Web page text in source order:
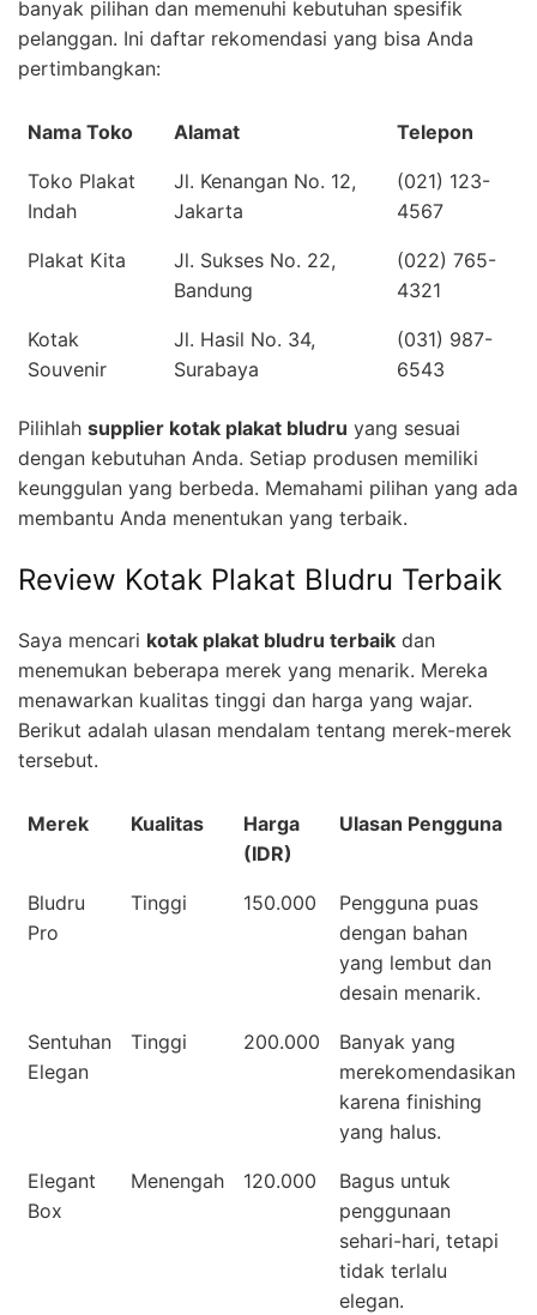
banyak pilihan dan memenuhi kebutuhan spesifik
pelanggan. Ini daftar rekomendasi yang bisa Anda
pertimbangkan:
Nama Toko Alamat Telepon
Toko Plakat
Indah
Jl. Kenangan No. 12,
Jakarta
(021) 123-
4567
Plakat Kita
Jl. Sukses No. 22,
Bandung
(022) 765-
4321
Kotak
Souvenir
Jl. Hasil No. 34,
Surabaya
(031) 987-
6543
Pilihlah supplier kotak plakat bludru yang sesuai
dengan kebutuhan Anda. Setiap produsen memiliki
keunggulan yang berbeda. Memahami pilihan yang ada
membantu Anda menentukan yang terbaik.
Review Kotak Plakat Bludru Terbaik
Saya mencari kotak plakat bludru terbaik dan
menemukan beberapa merek yang menarik. Mereka
menawarkan kualitas tinggi dan harga yang wajar.
Berikut adalah ulasan mendalam tentang merek-merek
tersebut.
Merek Kualitas
Harga
(IDR)
Ulasan Pengguna
Bludru
Pro
Tinggi 150.000
Pengguna puas
dengan bahan
yang lembut dan
desain menarik.
Sentuhan
Elegan
Tinggi 200.000
Banyak yang
merekomendasikan
karena finishing
yang halus.
Elegant
Box
Menengah 120.000
Bagus untuk
penggunaan
sehari-hari, tetapi
tidak terlalu
elegan.